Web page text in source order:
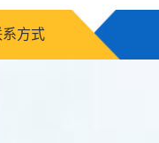
系方式